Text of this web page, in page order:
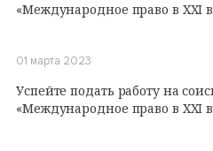
«Международное право в XXI
01 марта 2023
Успейте подать работу на
«Международное право в XXI